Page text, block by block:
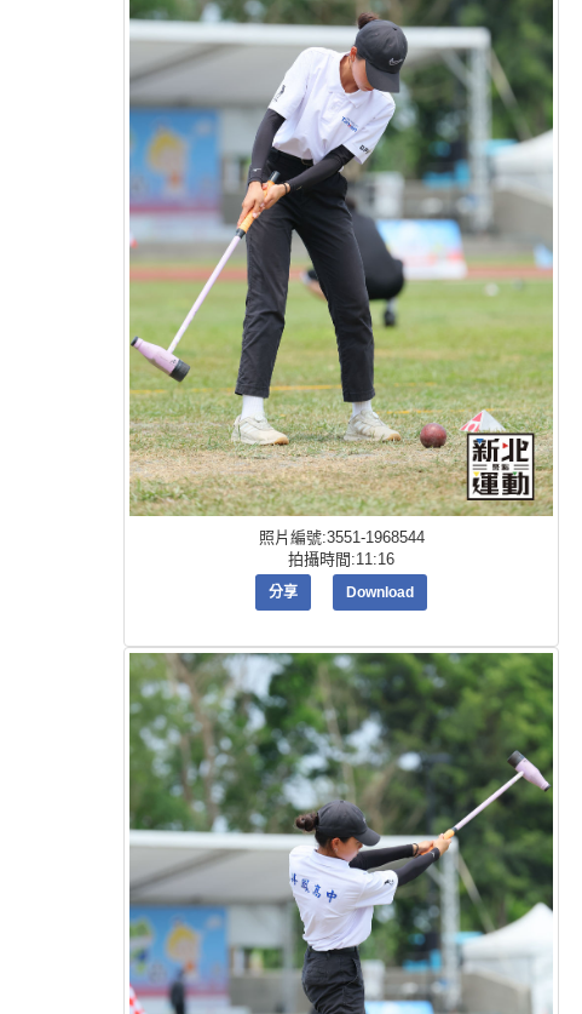
照片編號:3551-1968544
拍攝時間:11:16
分享 Download